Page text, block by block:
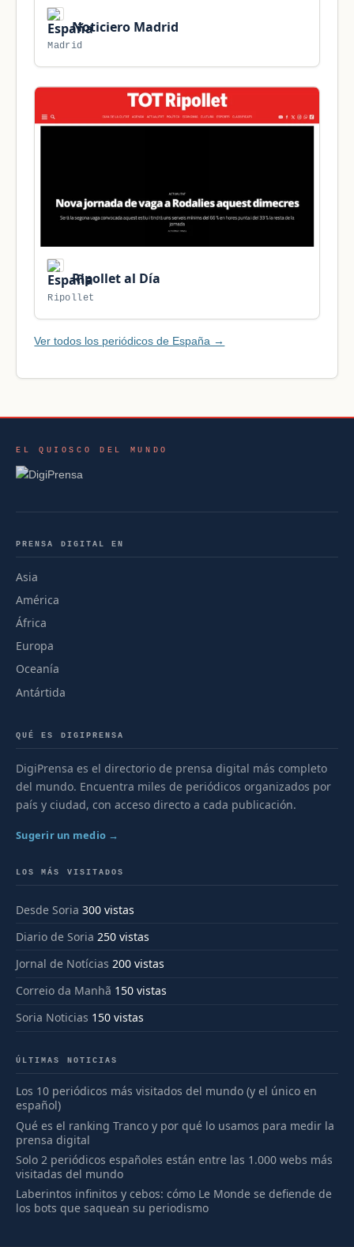
Noticiero Madrid
Madrid
Ripollet al Día
Ripollet
Ver todos los periódicos de España →
EL QUIOSCO DEL MUNDO
PRENSA DIGITAL EN
Asia
América
África
Europa
Oceanía
Antártida
QUÉ ES DIGIPRENSA
DigiPrensa es el directorio de prensa digital más completo
del mundo. Encuentra miles de periódicos organizados por
país y ciudad, con acceso directo a cada publicación.
Sugerir un medio →
LOS MÁS VISITADOS
Desde Soria 300 vistas
Diario de Soria 250 vistas
Jornal de Notícias 200 vistas
Correio da Manhã 150 vistas
Soria Noticias 150 vistas
ÚLTIMAS NOTICIAS
Los 10 periódicos más visitados del mundo (y el único en
español)
Qué es el ranking Tranco y por qué lo usamos para medir la
prensa digital
Solo 2 periódicos españoles están entre las 1.000 webs más
visitadas del mundo
Laberintos infinitos y cebos: cómo Le Monde se defiende de
los bots que saquean su periodismo